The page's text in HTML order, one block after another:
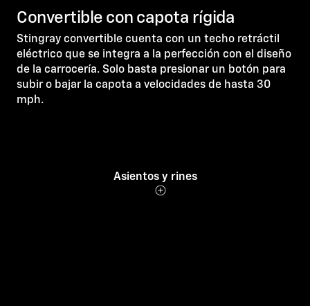
Convertible con capota rígida
Stingray convertible cuenta con un techo retráctil
eléctrico que se integra a la perfección con el diseño
de la carrocería. Solo basta presionar un botón para
subir o bajar la capota a velocidades de hasta 30
mph.
Asientos y rines